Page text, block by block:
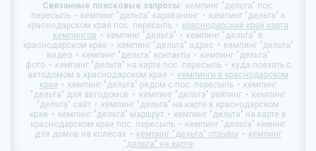
Связанные поисковые запросы: кемпинг "дельта" пос.
пересыпь
кемпинг "дельта" караванинг
кемпинг "дельта" в
краснодарском крае пос. пересыпь
краснодарский край карта
кемпингов
кемпинг "дельта"
кемпинг "дельта" в
краснодарском крае
кемпинг "дельта" адрес
кемпинг "дельта"
видео
кемпинг "дельта" контакты
кемпинг "дельта"
фото
кемпинг "дельта" на карте пос. пересыпь
куда поехать с
автодомом в краснодарском крае
кемпинги в краснодарском
крае
кемпинг "дельта" рядом с пос. пересыпь
кемпинг
"дельта" для автодомов
кемпинг "дельта" рейтинг
кемпинг
"дельта" сайт
кемпинг "дельта" на карте в краснодарском
крае
кемпинг "дельта" маршрут
кемпинг "дельта" на карте в
краснодарском крае пос. пересыпь
кемпинг "дельта" кеминг
для домов на колесах
кемпинг "дельта" отзывы
кемпинг
"дельта" на карте